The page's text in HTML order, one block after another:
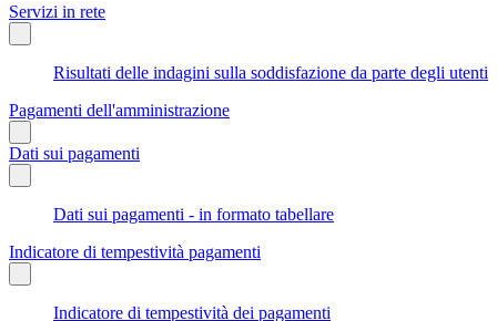
Servizi in rete
Risultati delle indagini sulla soddisfazione da parte degli utenti
Pagamenti dell'amministrazione
Dati sui pagamenti
Dati sui pagamenti - in formato tabellare
Indicatore di tempestività pagamenti
Indicatore di tempestività dei pagamenti